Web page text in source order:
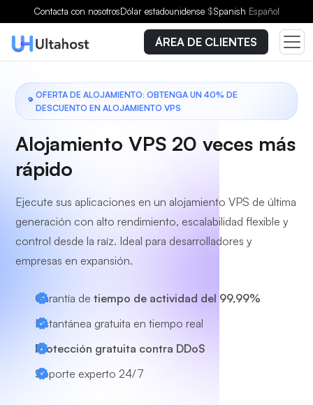
Contacta con nosotrosDólar estadounidense $Spanish Español
ÁREA DE CLIENTES
OFERTA DE ALOJAMIENTO: OBTENGA UN 40% DE
DESCUENTO EN ALOJAMIENTO VPS
Alojamiento VPS 20 veces más
rápido
Ejecute sus aplicaciones en un alojamiento VPS de última
generación con alto rendimiento, escalabilidad flexible y
control desde la raíz. Ideal para desarrolladores y
empresas en expansión.
Garantía de tiempo de actividad del 99,99%
Instantánea gratuita en tiempo real
Protección gratuita contra DDoS
Soporte experto 24/7